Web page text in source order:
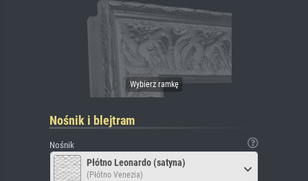
Nośnik i blejtram
Nośnik
Płótno Leonardo (satyna)
(Płótno Venezia)